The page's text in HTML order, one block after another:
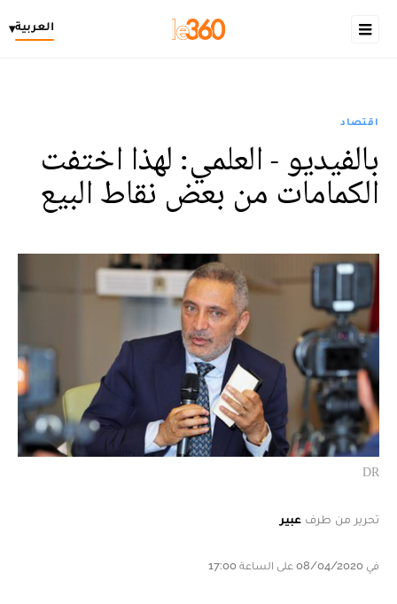
العربية▾
اقتصاد
بالفيديو - العلمي: لهذا اختفت
الكمامات من بعض نقاط البيع
DR
تحرير من طرف عبير
في 08/04/2020 على الساعة 17:00